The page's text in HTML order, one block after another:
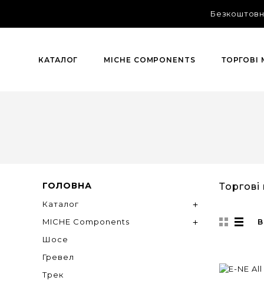
КАТАЛОГ MICHE COMPONENTS ТОРГОВІ
ГОЛОВНА
Каталог 
MICHE Components 
Шосе
Гревел
Трек